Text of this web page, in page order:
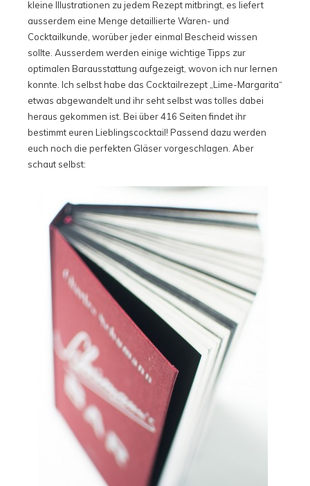
kleine Illustrationen zu jedem Rezept mitbringt, es liefert
ausserdem eine Menge detaillierte Waren- und
Cocktailkunde, worüber jeder einmal Bescheid wissen
sollte. Ausserdem werden einige wichtige Tipps zur
optimalen Barausstattung aufgezeigt, wovon ich nur lernen
konnte. Ich selbst habe das Cocktailrezept „Lime-Margarita“
etwas abgewandelt und ihr seht selbst was tolles dabei
heraus gekommen ist. Bei über 416 Seiten findet ihr
bestimmt euren Lieblingscocktail! Passend dazu werden
euch noch die perfekten Gläser vorgeschlagen. Aber
schaut selbst: